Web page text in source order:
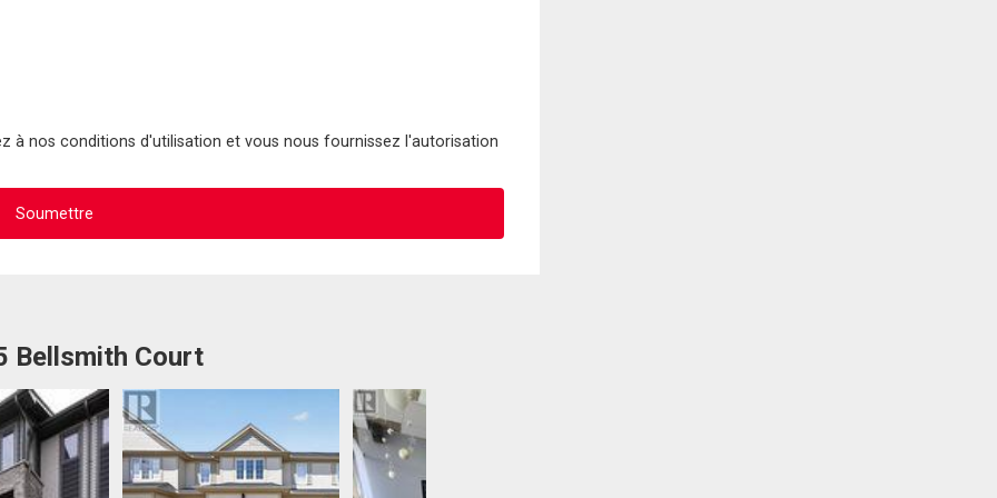
à nos conditions d'utilisation et vous nous fournissez l'autorisation
Bellsmith Court